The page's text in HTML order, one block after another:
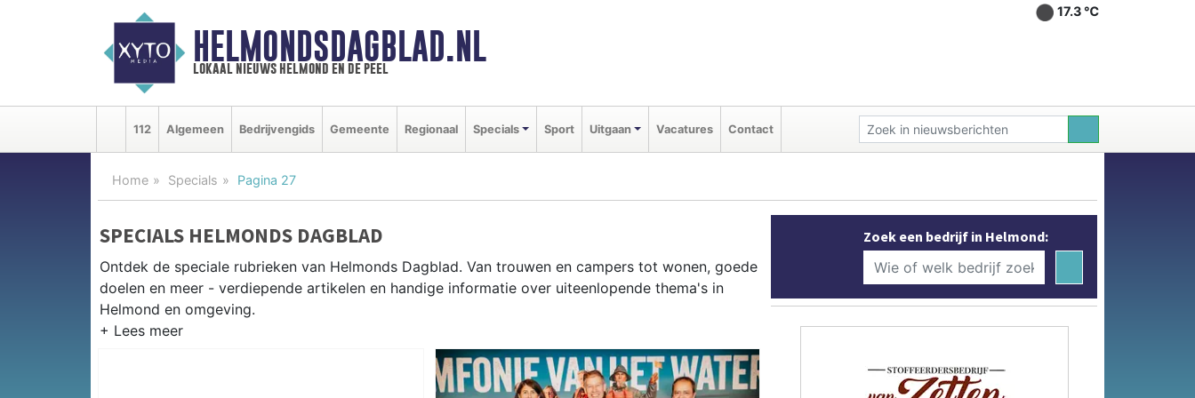
HELMONDSDAGBLAD.NL
lokaal nieuws helmond en de peel
17.3 ℃
112 Algemeen Bedrijvengids Gemeente Regionaal Specials Sport Uitgaan Vacatures Contact
Home Specials Pagina 27
SPECIALS HELMONDS DAGBLAD
Ontdek de speciale rubrieken van Helmonds Dagblad. Van trouwen en campers tot wonen, goede
doelen en meer - verdiepende artikelen en handige informatie over uiteenlopende thema's in
Helmond en omgeving.
Zoek een bedrijf in Helmond: